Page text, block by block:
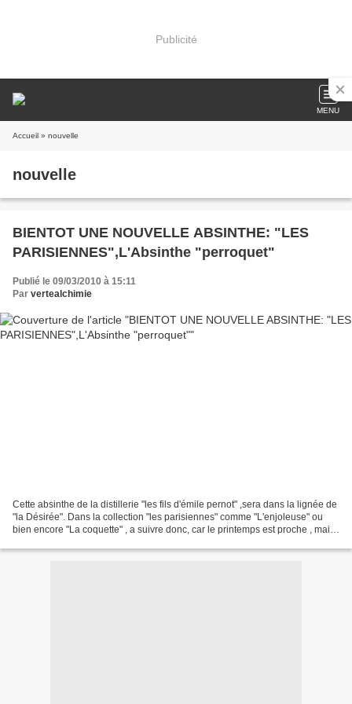
Publicité
MENU
Accueil » nouvelle
nouvelle
BIENTOT UNE NOUVELLE ABSINTHE: "LES
PARISIENNES",L'Absinthe "perroquet"
Publié le 09/03/2010 à 15:11
Par vertealchimie
Cette absinthe de la distillerie "les fils d'émile pernot" ,sera dans la lignée de
"la Désirée". Dans la collection "les parisiennes" comme "L'enjoleuse" ou
bien encore "La coquette" , a suivre donc, car le printemps est proche , mais